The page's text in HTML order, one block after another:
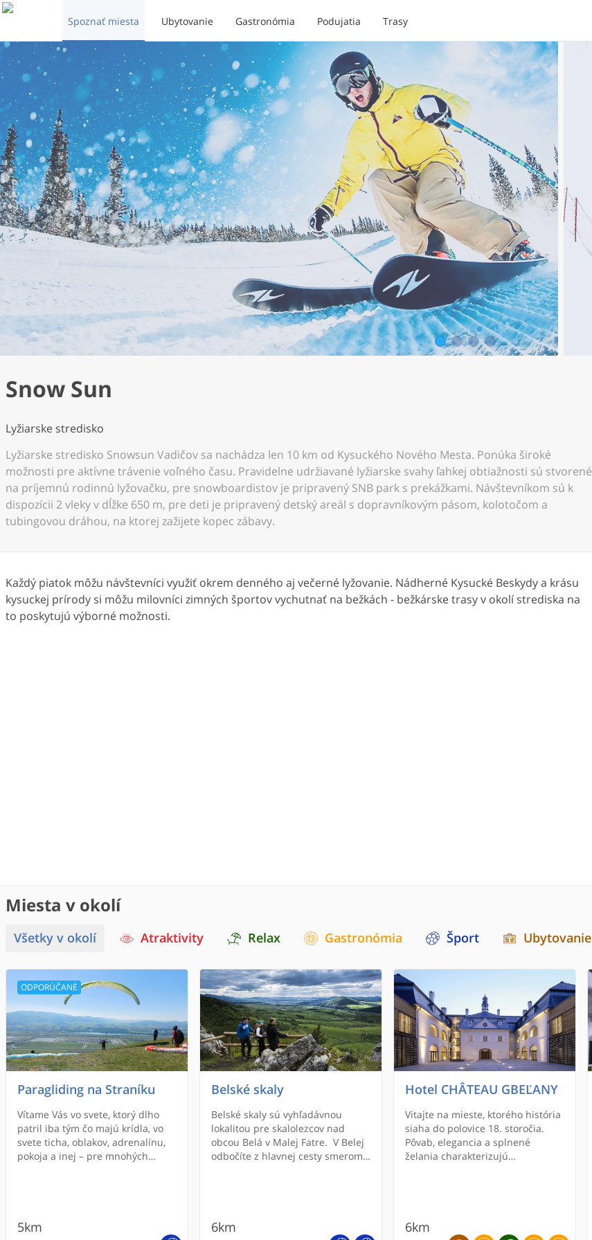
Spoznať miesta Ubytovanie Gastronómia Podujatia Trasy
1 2 3 4
Snow Sun
Lyžiarske stredisko
Lyžiarske stredisko Snowsun Vadičov sa nachádza len 10 km od Kysuckého Nového Mesta. Ponúka široké
možnosti pre aktívne trávenie voľného času. Pravidelne udržiavané lyžiarske svahy ľahkej obtiažnosti sú stvorené
na príjemnú rodinnú lyžovačku, pre snowboardistov je pripravený SNB park s prekážkami. Návštevníkom sú k
dispozícii 2 vleky v dĺžke 650 m, pre deti je pripravený detský areál s dopravníkovým pásom, kolotočom a
tubingovou dráhou, na ktorej zažijete kopec zábavy.
Každý piatok môžu návštevníci využiť okrem denného aj večerné lyžovanie. Nádherné Kysucké Beskydy a krásu
kysuckej prírody si môžu milovníci zimných športov vychutnať na bežkách - bežkárske trasy v okolí strediska na
to poskytujú výborné možnosti.
Miesta v okolí
Všetky v okolí Atraktivity Relax Gastronómia Šport Ubytovanie
Paragliding na Straníku
Vítame Vás vo svete, ktorý dlho
patril iba tým čo majú krídla, vo
svete ticha, oblakov, adrenalínu,
pokoja a inej – pre mnohých
5km
ODPORÚČANÉ
Belské skaly
Belské skaly sú vyhľadávnou
lokalitou pre skalolezcov nad
obcou Belá v Malej Fatre. V Belej
odbočíte z hlavnej cesty smerom k
a nastúpite na žltnú značku
6km
Hotel CHÂTEAU GBEĽANY
Vitajte na mieste, ktorého história
siaha do polovice 18. storočia.
Pôvab, elegancia a splnené
želania charakterizujú
anglického parku. CHÂTEAU
6km